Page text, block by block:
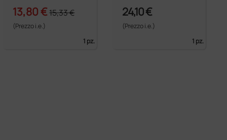
13,80 €15,33 €
(Prezzo i.e.)
1 pz.
24,10 €
(Prezzo i.e.)
1 pz.